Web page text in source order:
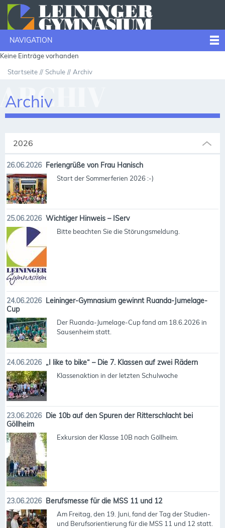
NAVIGATION
Keine Einträge vorhanden
Startseite Schule Archiv
Archiv
2026
26.06.2026 Feriengrüße von Frau Hanisch
Start der Sommerferien 2026 :-)
25.06.2026 Wichtiger Hinweis – IServ
Bitte beachten Sie die Störungsmeldung.
24.06.2026 Leininger-Gymnasium gewinnt Ruanda-Jumelage-
Cup
Der Ruanda-Jumelage-Cup fand am 18.6.2026 in
Sausenheim statt.
24.06.2026 „I like to bike“ – Die 7. Klassen auf zwei Rädern
Klassenaktion in der letzten Schulwoche
23.06.2026 Die 10b auf den Spuren der Ritterschlacht bei
Göllheim
Exkursion der Klasse 10B nach Göllheim.
23.06.2026 Berufsmesse für die MSS 11 und 12
Am Freitag, den 19. Juni, fand der Tag der Studien-
und Berufsorientierung für die MSS 11 und 12 statt.